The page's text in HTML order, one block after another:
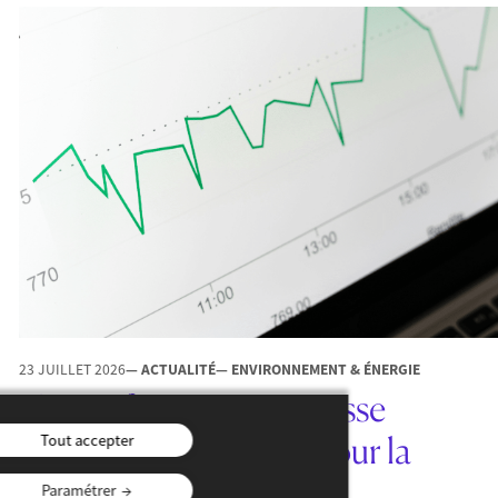
23 JUILLET 2026— ACTUALITÉ— ENVIRONNEMENT & ÉNERGIE
L’IA en finance : promesse
d’efficience, menace pour la
Tout accepter
Paramétrer